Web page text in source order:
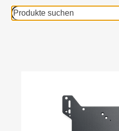
Produkte
suchen